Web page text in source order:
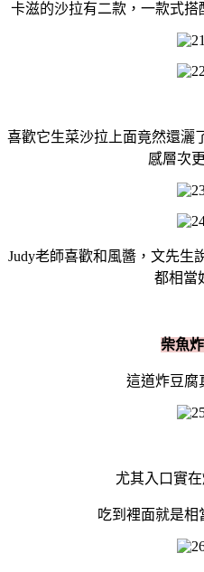
卡滋的沙拉有二款，一款式
喜歡它生菜沙拉上面竟然還灑
感層次
Judy老師喜歡和風醬，文先生
都相當
柴魚
這道炸豆腐
尤其入口實
吃到裡面就是相